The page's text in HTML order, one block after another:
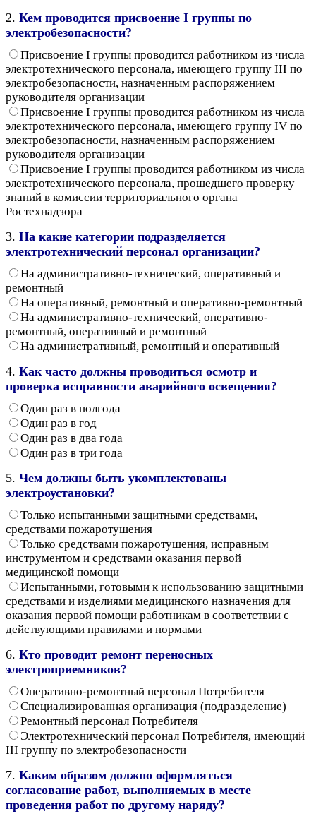
2. Кем проводится присвоение I группы по
электробезопасности?
Присвоение I группы проводится работником из числа
электротехнического персонала, имеющего группу III по
электробезопасности, назначенным распоряжением
руководителя организации
Присвоение I группы проводится работником из числа
электротехнического персонала, имеющего группу IV по
электробезопасности, назначенным распоряжением
руководителя организации
Присвоение I группы проводится работником из числа
электротехнического персонала, прошедшего проверку
знаний в комиссии территориального органа
Ростехнадзора
3. На какие категории подразделяется
электротехнический персонал организации?
На административно-технический, оперативный и
ремонтный
На оперативный, ремонтный и оперативно-ремонтный
На административно-технический, оперативно-
ремонтный, оперативный и ремонтный
На административный, ремонтный и оперативный
4. Как часто должны проводиться осмотр и
проверка исправности аварийного освещения?
Один раз в полгода
Один раз в год
Один раз в два года
Один раз в три года
5. Чем должны быть укомплектованы
электроустановки?
Только испытанными защитными средствами,
средствами пожаротушения
Только средствами пожаротушения, исправным
инструментом и средствами оказания первой
медицинской помощи
Испытанными, готовыми к использованию защитными
средствами и изделиями медицинского назначения для
оказания первой помощи работникам в соответствии с
действующими правилами и нормами
6. Кто проводит ремонт переносных
электроприемников?
Оперативно-ремонтный персонал Потребителя
Специализированная организация (подразделение)
Ремонтный персонал Потребителя
Электротехнический персонал Потребителя, имеющий
III группу по электробезопасности
7. Каким образом должно оформляться
согласование работ, выполняемых в месте
проведения работ по другому наряду?